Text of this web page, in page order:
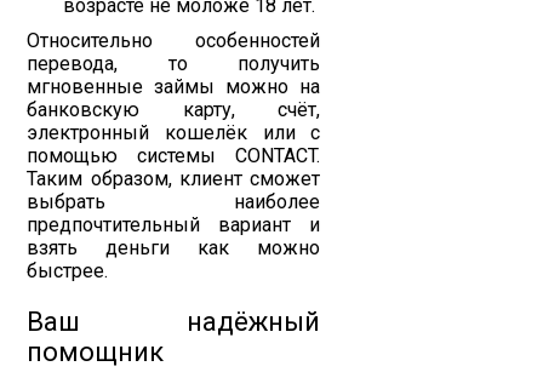
возрасте не моложе 18 лет.
Относительно особенностей
перевода, то получить
мгновенные займы можно на
банковскую карту, счёт,
электронный кошелёк или с
помощью системы CONTACT.
Таким образом, клиент сможет
выбрать наиболее
предпочтительный вариант и
взять деньги как можно
быстрее.
Ваш надёжный
помощник